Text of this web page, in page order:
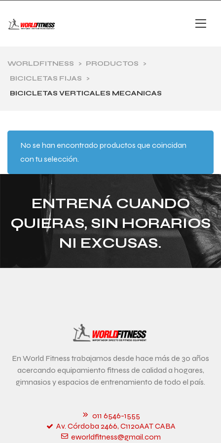
WORLDFITNESS > PRODUCTOS
>
BICICLETAS FIJAS
>
BICICLETAS VERTICALES MECANICAS
No se han encontrado productos que coincidan
con tu selección.
ENTRENÁ CUANDO
QUIERAS, SIN HORARIOS
NI EXCUSAS.
En World Fitness trabajamos desde hace más de 30 años
acercando equipamiento fitness de calidad a hogares,
gimnasios y espacios de entrenamiento de todo el país.
011 6546-1555
Av. Córdoba 2466, C1120AAT CABA
eworldfitness@gmail.com